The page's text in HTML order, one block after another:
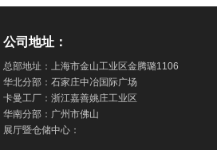
公司地址：
总部地址：上海市金山工业区金腾璐1106
华北分部：石家庄中冶国际广场
卡曼工厂：浙江嘉善姚庄工业区
华南分部：广州市佛山
展厅暨仓储中心：